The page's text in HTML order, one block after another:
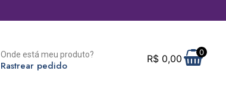
Onde está meu produto?
Rastrear pedido
R$ 0,00
0